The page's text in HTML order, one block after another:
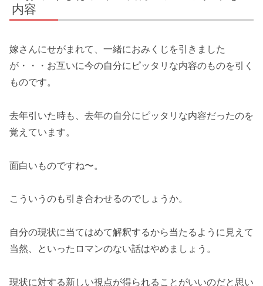
内容
嫁さんにせがまれて、一緒におみくじを引きました
が・・・お互いに今の自分にピッタリな内容のものを引く
ものです。
去年引いた時も、去年の自分にピッタリな内容だったのを
覚えています。
面白いものですね〜。
こういうのも引き合わせるのでしょうか。
自分の現状に当てはめて解釈するから当たるように見えて
当然、といったロマンのない話はやめましょう。
現状に対する新しい視点が得られることがいいのだと思い